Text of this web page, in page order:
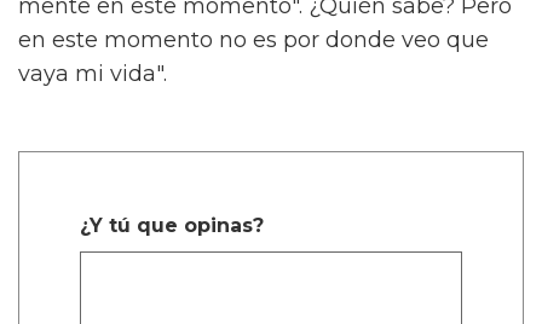
mente en este momento". ¿Quién sabe? Pero
en este momento no es por donde veo que
vaya mi vida".
¿Y tú que opinas?